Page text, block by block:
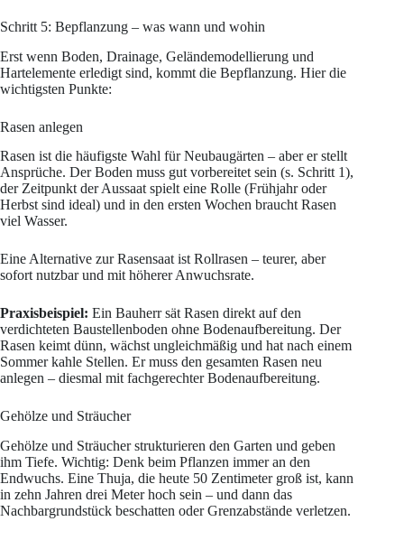
Schritt 5: Bepflanzung – was wann und wohin
Erst wenn Boden, Drainage, Geländemodellierung und
Hartelemente erledigt sind, kommt die Bepflanzung. Hier die
wichtigsten Punkte:
Rasen anlegen
Rasen ist die häufigste Wahl für Neubaugärten – aber er stellt
Ansprüche. Der Boden muss gut vorbereitet sein (s. Schritt 1),
der Zeitpunkt der Aussaat spielt eine Rolle (Frühjahr oder
Herbst sind ideal) und in den ersten Wochen braucht Rasen
viel Wasser.
Eine Alternative zur Rasensaat ist Rollrasen – teurer, aber
sofort nutzbar und mit höherer Anwuchsrate.
Praxisbeispiel: Ein Bauherr sät Rasen direkt auf den
verdichteten Baustellenboden ohne Bodenaufbereitung. Der
Rasen keimt dünn, wächst ungleichmäßig und hat nach einem
Sommer kahle Stellen. Er muss den gesamten Rasen neu
anlegen – diesmal mit fachgerechter Bodenaufbereitung.
Gehölze und Sträucher
Gehölze und Sträucher strukturieren den Garten und geben
ihm Tiefe. Wichtig: Denk beim Pflanzen immer an den
Endwuchs. Eine Thuja, die heute 50 Zentimeter groß ist, kann
in zehn Jahren drei Meter hoch sein – und dann das
Nachbargrundstück beschatten oder Grenzabstände verletzen.